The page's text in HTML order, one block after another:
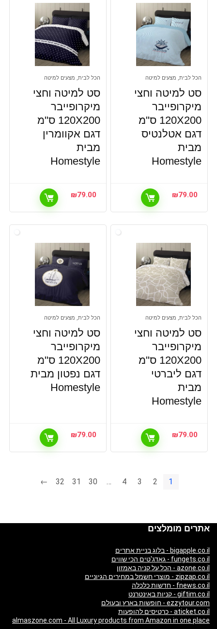
הכל לבית, מצעים למיטה
סט למיטה וחצי
מיקרופייבר
120X200 ס"מ
דגם אטלנטיס
מבית
Homestyle
₪79.00
הכל לבית, מצעים למיטה
סט למיטה וחצי
מיקרופייבר
120X200 ס"מ
דגם אקוומרין
מבית
Homestyle
₪79.00
הכל לבית, מצעים למיטה
סט למיטה וחצי
מיקרופייבר
120X200 ס"מ
דגם ליברטי
מבית
Homestyle
₪79.00
הכל לבית, מצעים למיטה
סט למיטה וחצי
מיקרופייבר
120X200 ס"מ
דגם נפטון מבית
Homestyle
₪79.00
1
2
3
4
…
30
31
32
←
אתרים מומלצים
bigapple.co.il - בלוג בניית אתרים
fungets.co.il - גאדג'טים הכי שווים
azone.co.il - הכל על קניה באמזון
zipzap.co.il - מוצרי חשמל במחירים הגיוניים
fnews.co.il - חדשות כלכלה
giftim.co.il - קניות באינטרנט
ezzytour.com - חופשות בארץ ובעולם
aticket.co.il - כרטיסים להופעות
almaszone.com - All Luxury products from Amazon in one place